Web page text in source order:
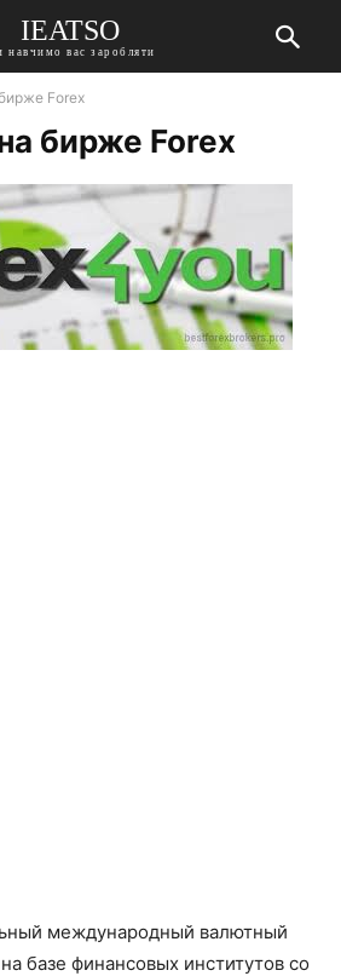
IEATSO
навчимо вас заробляти
Forex
бирже Forex
международный валютный
базе финансовых институтов со